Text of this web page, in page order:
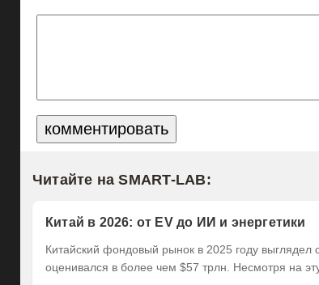
Читайте на SMART-LAB:
Китай в 2026: от EV до ИИ и энергетики
Китайский фондовый рынок в 2025 году выглядел
оценивался в более чем $57 трлн. Несмотря на эту